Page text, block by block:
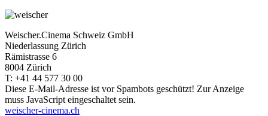
Weischer.Cinema Schweiz GmbH
Niederlassung Zürich
Rämistrasse 6
8004 Zürich
T: +41 44 577 30 00
Diese E-Mail-Adresse ist vor Spambots geschützt! Zur Anzeige
muss JavaScript eingeschaltet sein.
weischer-cinema.ch